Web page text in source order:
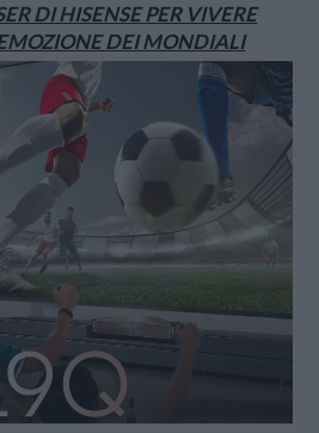
DI HISENSE PER VIVERE
DEI MONDIALI